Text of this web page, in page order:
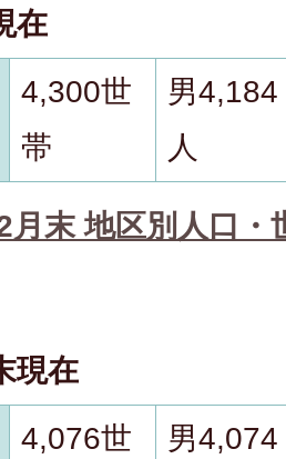
在
4,300世
帯
男4,184
人
月末 地区別人口
現在
4,076世
男4,074